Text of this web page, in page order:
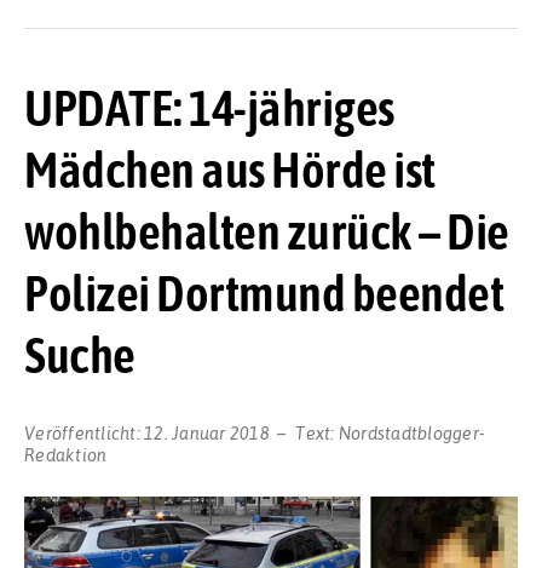
UPDATE: 14-jähriges
Mädchen aus Hörde ist
wohlbehalten zurück – Die
Polizei Dortmund beendet
Suche
Veröffentlicht: 12. Januar 2018 Text: Nordstadtblogger-
Redaktion